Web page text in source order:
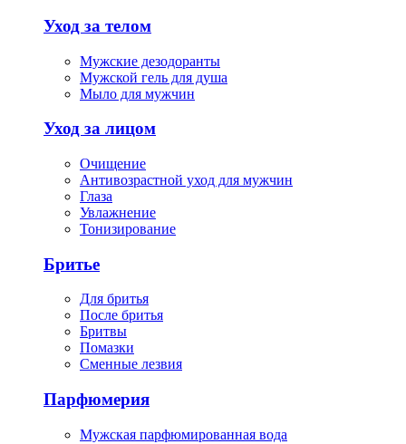
Уход за телом
Мужские дезодоранты
Мужской гель для душа
Мыло для мужчин
Уход за лицом
Очищение
Антивозрастной уход для мужчин
Глаза
Увлажнение
Тонизирование
Бритье
Для бритья
После бритья
Бритвы
Помазки
Сменные лезвия
Парфюмерия
Мужская парфюмированная вода